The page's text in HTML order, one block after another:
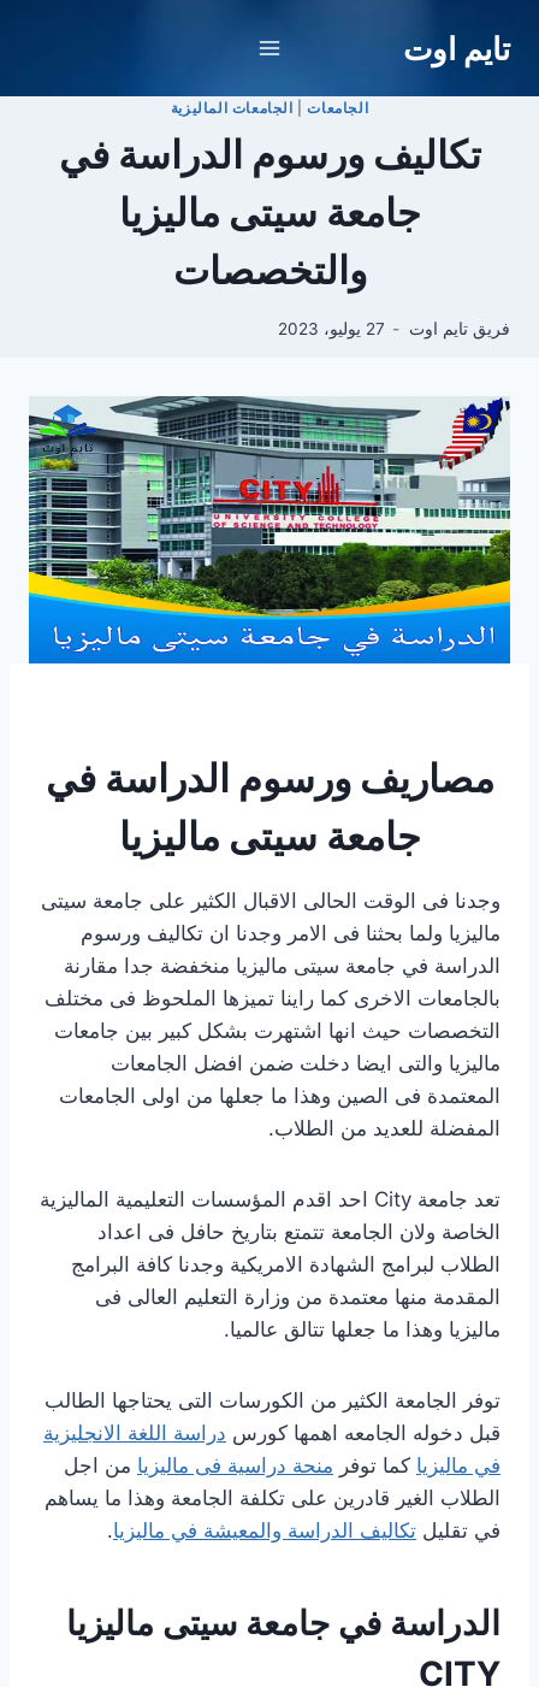
تايم اوت
الجامعات| الجامعات الماليزية
تكاليف ورسوم الدراسة في
جامعة سيتى ماليزيا
والتخصصات
فريق تايم اوت 27 يوليو، 2023
مصاريف ورسوم الدراسة في
جامعة سيتى ماليزيا
وجدنا فى الوقت الحالى الاقبال الكثير على جامعة سيتى
ماليزيا ولما بحثنا فى الامر وجدنا ان تكاليف ورسوم
الدراسة في جامعة سيتى ماليزيا منخفضة جدا مقارنة
بالجامعات الاخرى كما راينا تميزها الملحوظ فى مختلف
التخصصات حيث انها اشتهرت بشكل كبير بين جامعات
ماليزيا والتى ايضا دخلت ضمن افضل الجامعات
المعتمدة فى الصين وهذا ما جعلها من اولى الجامعات
المفضلة للعديد من الطلاب.
تعد جامعة City احد اقدم المؤسسات التعليمية الماليزية
الخاصة ولان الجامعة تتمتع بتاريخ حافل فى اعداد
الطلاب لبرامج الشهادة الامريكية وجدنا كافة البرامج
المقدمة منها معتمدة من وزارة التعليم العالى فى
ماليزيا وهذا ما جعلها تتالق عالميا.
توفر الجامعة الكثير من الكورسات التى يحتاجها الطالب
قبل دخوله الجامعه اهمها كورس دراسة اللغة الانجليزية
في ماليزيا كما توفر منحة دراسية فى ماليزيا من اجل
الطلاب الغير قادرين على تكلفة الجامعة وهذا ما يساهم
في تقليل تكاليف الدراسة والمعيشة في ماليزيا.
الدراسة في جامعة سيتى ماليزيا
CITY